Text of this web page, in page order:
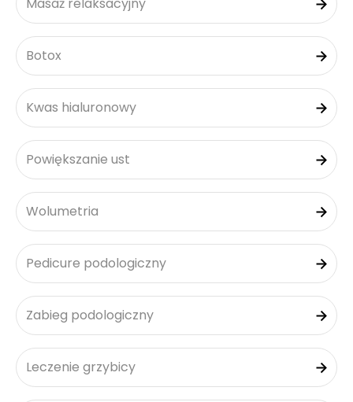
Botox
Kwas hialuronowy
Powiększanie ust
Wolumetria
Pedicure podologiczny
Zabieg podologiczny
Leczenie grzybicy